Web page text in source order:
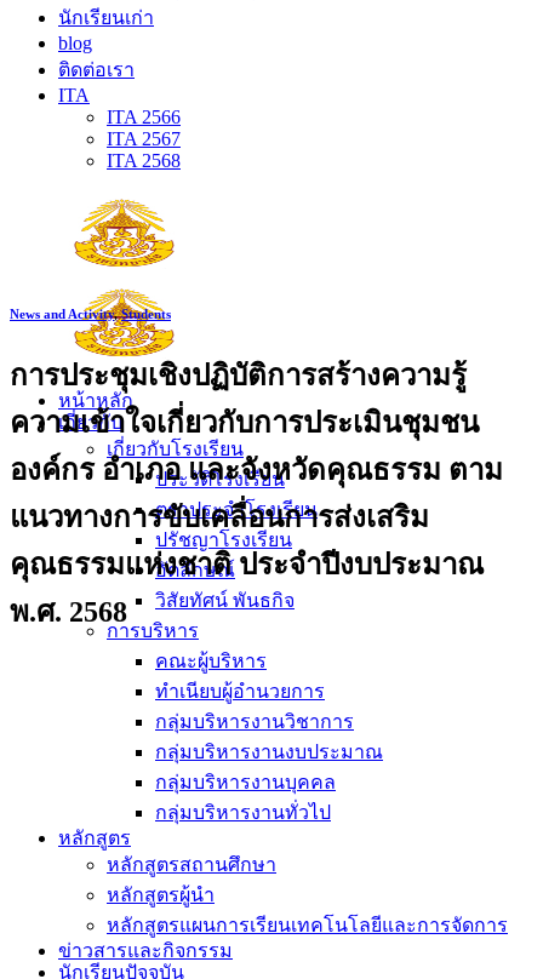
นักเรียนเก่า
blog
ติดต่อเรา
ITA
ITA 2566
ITA 2567
ITA 2568
หน้าหลัก
เกี่ยวกับ
เกี่ยวกับโรงเรียน
ประวัติโรงเรียน
ตราประจำโรงเรียน
ปรัชญาโรงเรียน
อัตลักษณ์
วิสัยทัศน์ พันธกิจ
การบริหาร
คณะผู้บริหาร
ทำเนียบผู้อำนวยการ
กลุ่มบริหารงานวิชาการ
กลุ่มบริหารงานงบประมาณ
กลุ่มบริหารงานบุคคล
กลุ่มบริหารงานทั่วไป
หลักสูตร
หลักสูตรสถานศึกษา
หลักสูตรผู้นำ
หลักสูตรแผนการเรียนเทคโนโลยีและการจัดการ
ข่าวสารและกิจกรรม
นักเรียนปัจจุบัน
News and Activity,Students
การประชุมเชิงปฏิบัติการสร้างความรู้
ความเข้าใจเกี่ยวกับการประเมินชุมชน
องค์กร อำเภอ และจังหวัดคุณธรรม ตาม
แนวทางการขับเคลื่อนการส่งเสริม
คุณธรรมแห่งชาติ ประจำปีงบประมาณ
พ.ศ. 2568